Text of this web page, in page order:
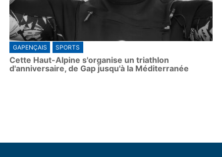
GAPENÇAIS SPORTS
Cette Haut-Alpine s'organise un triathlon
d'anniversaire, de Gap jusqu'à la Méditerranée